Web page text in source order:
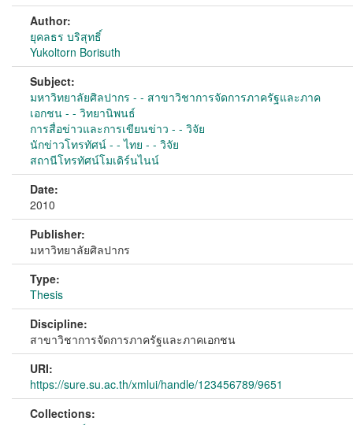
Author:
ยุคลธร บริสุทธิ์
Yukoltorn Borisuth
Subject:
มหาวิทยาลัยศิลปากร - - สาขาวิชาการจัดการภาครัฐและภาค
เอกชน - - วิทยานิพนธ์
การสื่อข่าวและการเขียนข่าว - - วิจัย
นักข่าวโทรทัศน์ - - ไทย - - วิจัย
สถานีโทรทัศน์โมเดิร์นไนน์
Date:
2010
Publisher:
มหาวิทยาลัยศิลปากร
Type:
Thesis
Discipline:
สาขาวิชาการจัดการภาครัฐและภาคเอกชน
URI:
https://sure.su.ac.th/xmlui/handle/123456789/9651
Collections: